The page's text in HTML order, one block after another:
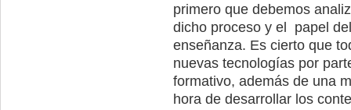
primero que debemos
dicho proceso y el papel
enseñanza. Es cierto que
nuevas tecnologías por
formativo, además de una
hora de desarrollar los